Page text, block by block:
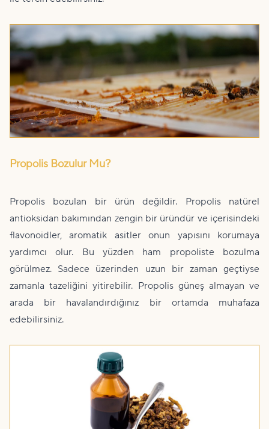
Propolis Bozulur Mu?
Propolis bozulan bir ürün değildir. Propolis natürel
antioksidan bakımından zengin bir üründür ve içerisindeki
flavonoidler, aromatik asitler onun yapısını korumaya
yardımcı olur. Bu yüzden ham propoliste bozulma
görülmez. Sadece üzerinden uzun bir zaman geçtiyse
zamanla tazeliğini yitirebilir. Propolis güneş almayan ve
arada bir havalandırdığınız bir ortamda muhafaza
edebilirsiniz.